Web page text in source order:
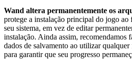
Wand altera permanentemente os
protege a instalação principal do jogo
seu sistema, em vez de editar
instalação. Ainda assim, recomendamos
dados de salvamento ao utilizar qualquer
para garantir que seu progresso